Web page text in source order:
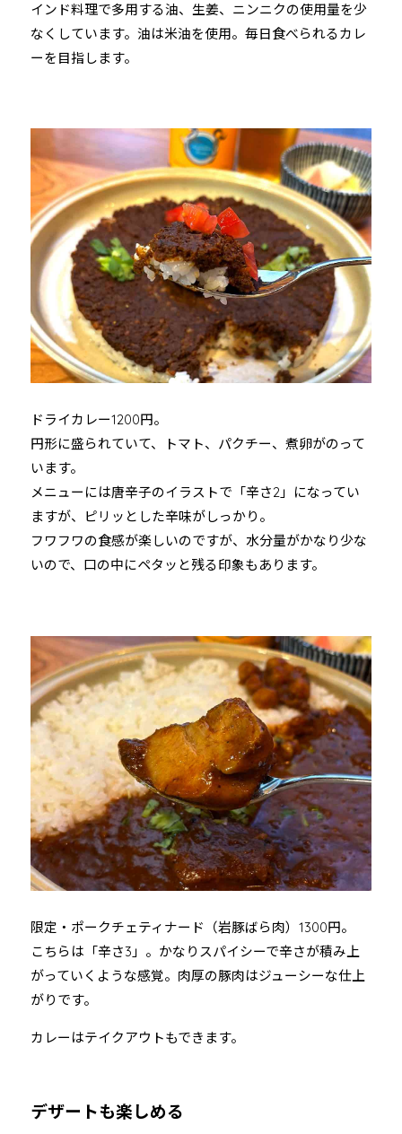
インド料理で多用する油、生姜、ニンニクの使用量を少
なくしています。油は米油を使用。毎日食べられるカレ
ーを目指します。
ドライカレー1200円。
円形に盛られていて、トマト、パクチー、煮卵がのって
います。
メニューには唐辛子のイラストで「辛さ2」になってい
ますが、ピリッとした辛味がしっかり。
フワフワの食感が楽しいのですが、水分量がかなり少な
いので、口の中にペタッと残る印象もあります。
限定・ポークチェティナード（岩豚ばら肉）1300円。
こちらは「辛さ3」。かなりスパイシーで辛さが積み上
がっていくような感覚。肉厚の豚肉はジューシーな仕上
がりです。
カレーはテイクアウトもできます。
デザートも楽しめる